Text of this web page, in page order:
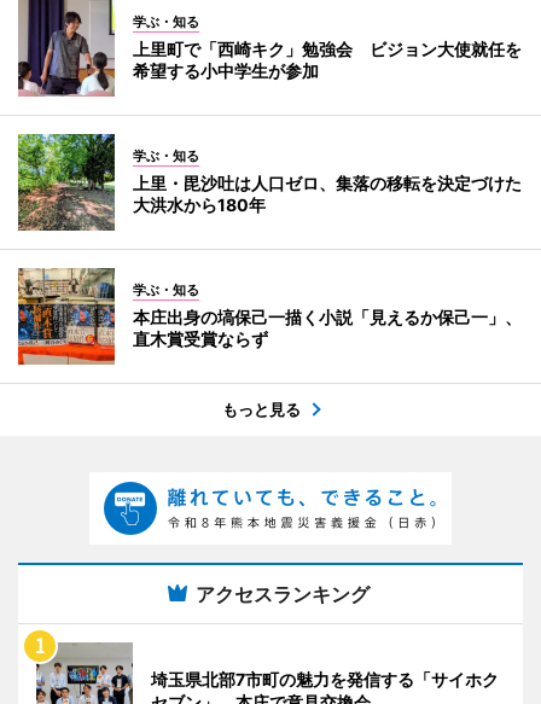
学ぶ・知る
上里町で「西崎キク」勉強会 ビジョン大使就任を
希望する小中学生が参加
学ぶ・知る
上里・毘沙吐は人口ゼロ、集落の移転を決定づけた
大洪水から180年
学ぶ・知る
本庄出身の塙保己一描く小説「見えるか保己一」、
直木賞受賞ならず
もっと見る
アクセスランキング
埼玉県北部7市町の魅力を発信する「サイホク